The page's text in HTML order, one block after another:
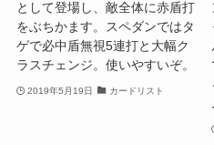
として登場し、敵全体に赤盾打
をぶちかます。スペダンではタ
ゲで必中盾無視5連打と大幅ク
ラスチェンジ。使いやすいぞ。
2019年5月19日 カードリスト